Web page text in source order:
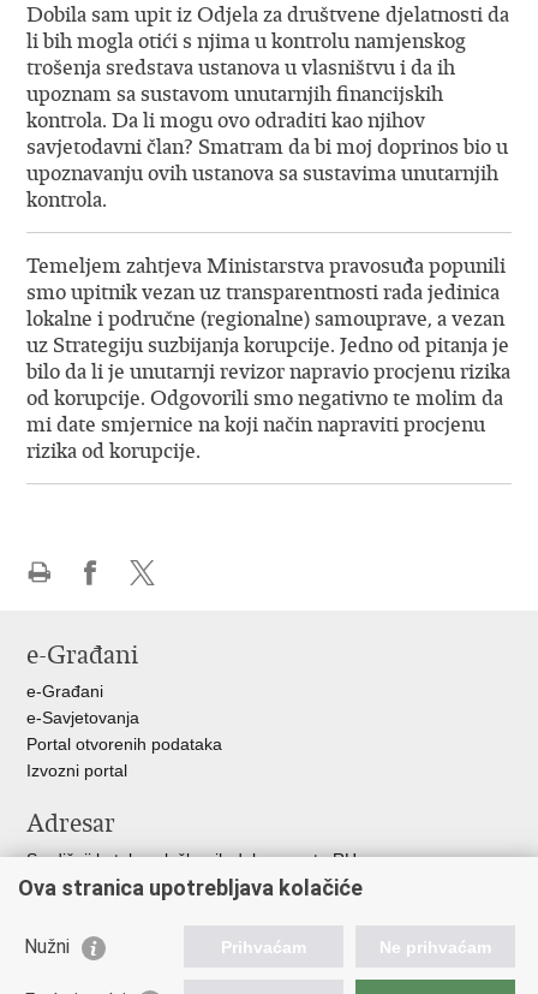
Dobila sam upit iz Odjela za društvene djelatnosti da
li bih mogla otići s njima u kontrolu namjenskog
trošenja sredstava ustanova u vlasništvu i da ih
upoznam sa sustavom unutarnjih financijskih
kontrola. Da li mogu ovo odraditi kao njihov
savjetodavni član? Smatram da bi moj doprinos bio u
upoznavanju ovih ustanova sa sustavima unutarnjih
kontrola.
Temeljem zahtjeva Ministarstva pravosuđa popunili
smo upitnik vezan uz transparentnosti rada jedinica
lokalne i područne (regionalne) samouprave, a vezan
uz Strategiju suzbijanja korupcije. Jedno od pitanja je
bilo da li je unutarnji revizor napravio procjenu rizika
od korupcije. Odgovorili smo negativno te molim da
mi date smjernice na koji način napraviti procjenu
rizika od korupcije.
Facebooku
X-
e-Građani
e-Građani
e-Savjetovanja
Portal otvorenih podataka
Izvozni portal
Adresar
Središnji katalog službenih dokumenata RH
Adresar tijela javne vlasti
Popis dužnosnika u RH
Ova stranica upotrebljava kolačiće
Nužni Prihvaćam Ne prihvaćam